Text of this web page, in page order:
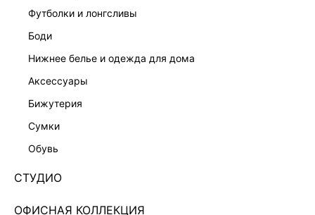
футболки и лонгсливы
боди
нижнее белье и одежда для дома
аксессуары
бижутерия
сумки
обувь
СТУДИО
ОФИСНАЯ КОЛЛЕКЦИЯ
6254428711-109